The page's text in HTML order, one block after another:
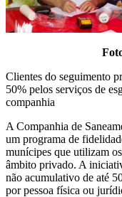
Clientes do seguimento
50% pelos serviços de
companhia
A Companhia de
um programa de
munícipes que utilizam
âmbito privado. A
não acumulativo de até
por pessoa física ou